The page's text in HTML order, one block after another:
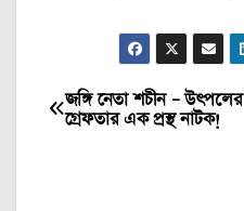
Post
জঙ্গি নেতা শচীন – উৎপলের
গ্রেফতার এক প্রস্থ নাটক!